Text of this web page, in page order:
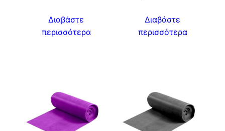
Διαβάστε
περισσότερα
Διαβάστε
περισσότερα